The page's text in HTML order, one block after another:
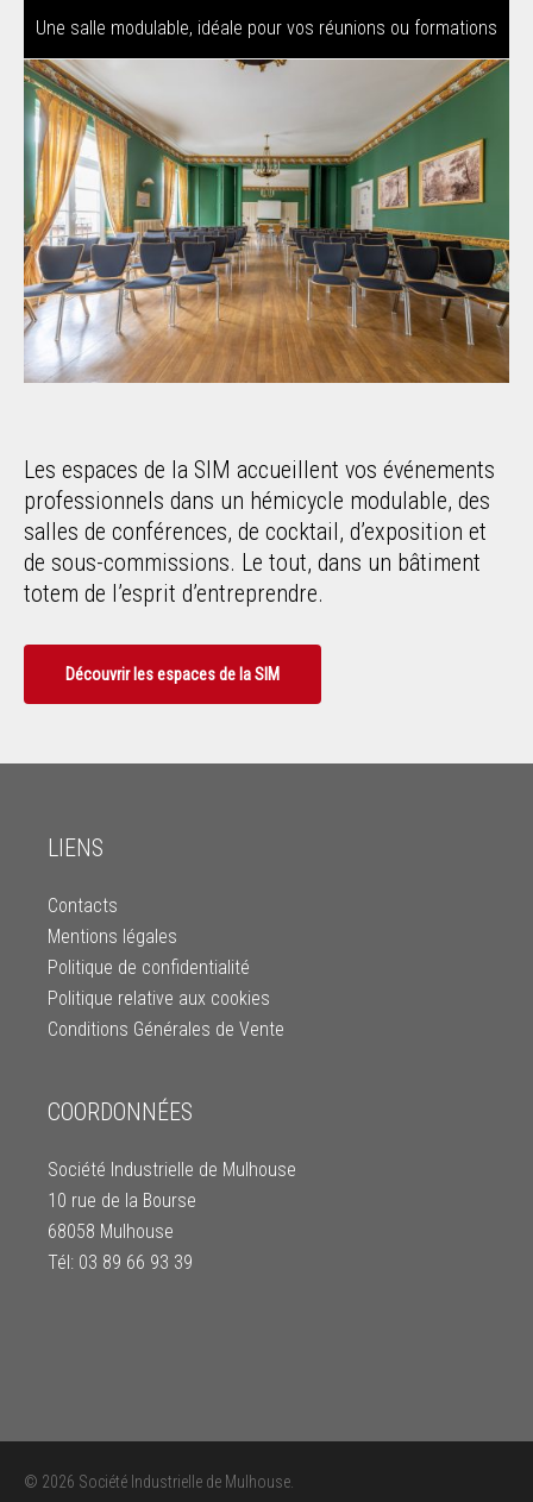
Une salle modulable, idéale pour vos réunions ou formations
Les espaces de la SIM accueillent vos événements
professionnels dans un hémicycle modulable, des
salles de conférences, de cocktail, d’exposition et
de sous-commissions. Le tout, dans un bâtiment
totem de l’esprit d’entreprendre.
Découvrir les espaces de la SIM
LIENS
Contacts
Mentions légales
Politique de confidentialité
Politique relative aux cookies
Conditions Générales de Vente
COORDONNÉES
Société Industrielle de Mulhouse
10 rue de la Bourse
68058 Mulhouse
Tél: 03 89 66 93 39
© 2026 Société Industrielle de Mulhouse.